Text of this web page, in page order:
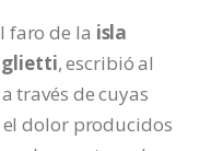
faro de la isla
, escribió al
través de cuyas
el dolor producidos